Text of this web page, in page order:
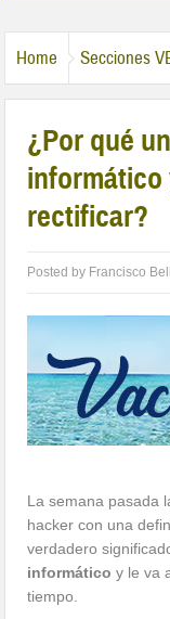
Home Secciones
¿Por qué
informático
rectificar?
Posted by Francisco
La semana pasada
hacker con una
verdadero
informático y le va
tiempo.